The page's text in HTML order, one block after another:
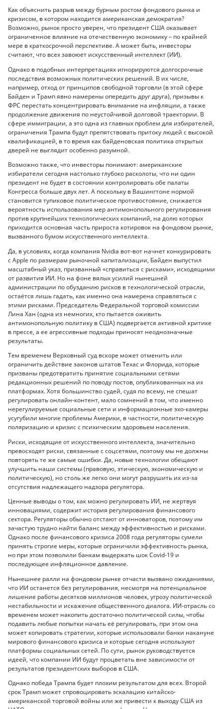
Как объяснить разрыв между бурным ростом фондового рынка и
кризисом, в котором находится американская демократия?
Возможно, рынок просто уверен, что президент США оказывает
ограниченное влияние на отечественную экономику – по крайней
мере в краткосрочной перспективе. А может быть, инвесторы
считают, что всех завоюет искусственный интеллект (ИИ).
Однако в подобных интерпретациях игнорируются долгосрочные
последствия возможных политических решений. В их числе,
например, отход от принципов свободной торговли (в этой сфере
Байден и Трамп явно намерены опередить друг друга), призывы к
ФРС перестать концентрировать внимание на инфляции, а также
продолжение движения по неустойчивой долговой траектории. В
сфере иммиграции, а это одна из главных проблем для избирателей,
ограничения Трампа будут препятствовать притоку людей с высокой
квалификацией, в то время как байденовская политика открытых
дверей не выглядит особенно разумной.
Возможно также, что инвесторы понимают: американские
избиратели сегодня настолько глубоко расколоты, что ни один
президент не будет в состоянии контролировать обе палаты
Конгресса больше двух лет. А поскольку в Вашингтоне нормой
становится тупиковое политическое противостояние, снижается
вероятность использования мер антимонопольного регулирования
против крупнейших технологических компаний, на долю которых
приходится основная часть прироста котировок на фондовом рынке,
вызванного бумом искусственного интеллекта.
Да, в условиях, когда компания Nvidia вот-вот начнет конкурировать
с Apple по размерам рыночной капитализации, Байден выпустил
масштабный указ, призванный «справиться с рисками», исходящими
от развития ИИ. Но на фоне вялых усилий нынешней
администрации по обузданию рисков в технологической отрасли,
остаётся лишь гадать, как именно она намерена справляться с
этими рисками. Председатель Федеральной торговой комиссии
Лина Хан (одна из немногих, кто пытается оживить
антимонопольную политику в США) подвергается активной критике
в прессе, а ее агрессивные подходы приносят неоднозначные
результаты.
Тем временем Верховный суд вскоре может отменить или
ограничить действие законов штатов Техас и Флорида, которые
призваны предотвратить принятие социальными сетями
редакционных решений по поводу постов, опубликованных на их
платформах. Хотя большинство судей, судя по всему, не спешат
регулировать онлайн-контент, мало сомнений в том, что именно
нерегулируемые социальные сети и информационные эхо-камеры
усугубили многие проблемы Америки, в частности, политическую
поляризацию и кризис с психическим здоровьем населения.
Риски, исходящие от искусственного интеллекта, значительно
превосходят риски, связанные с соцсетями, поэтому мы не должны
повторять те же самые ошибки. Да, новые технологии обещают
улучшить наши системы (правовую, этическую, экономическую и
политическую), но столь же легко они могут разрушить их из-за
отсутствия надлежащего надзора регулятора.
Ценные выводы о том, как можно регулировать ИИ, не жертвуя
инновациями, содержит история регулирования финансового
сектора. Регуляторы обычно отстают от инноваторов, поэтому им
зачастую трудно найти баланс между эффективностью и рисками.
Однако после финансового кризиса 2008 года регуляторы сумели
принять строгие меры, которые ограничили эффективность рынка,
но при этом позволили банкам выдержать шок Covid-19 и
последующее инфляционное давление.
Нынешнее ралли на фондовом рынке отчасти вызвано ожиданиями,
что ИИ останется без регулирования, несмотря на потенциальное
лишение работы десятков миллионов человек, угрозу политической
нестабильности и искажение общественного диалога. ИИ-отрасль со
временем может накопить достаточно политической силы, чтобы
подавить любые попытки начать её регулировать, при этом она
может копировать стратегии, которые использовали банки накануне
мирового финансового кризиса и которые сегодня используют
платформы социальных сетей. По сути, рынок руководствуется
идеей, что компании ИИ будут процветать вне зависимости от
результатов президентских выборов в США.
Однако победа Трампа будет плохим результатом для всех. Второй
срок Трамп может спровоцировать эскалацию китайско-
американской торговой войны или же привести к выходу США из